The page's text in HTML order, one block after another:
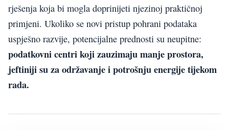
rješenja koja bi mogla doprinijeti njezinoj praktičnoj
primjeni. Ukoliko se novi pristup pohrani podataka
uspješno razvije, potencijalne prednosti su neupitne:
podatkovni centri koji zauzimaju manje prostora,
jeftiniji su za održavanje i potrošnju energije tijekom
rada.